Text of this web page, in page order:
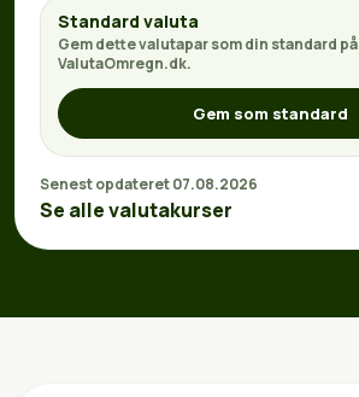
Standard valuta
Gem dette valutapar som din standard på
ValutaOmregn.dk.
Gem som standard
Senest opdateret 07.08.2026
Se alle valutakurser